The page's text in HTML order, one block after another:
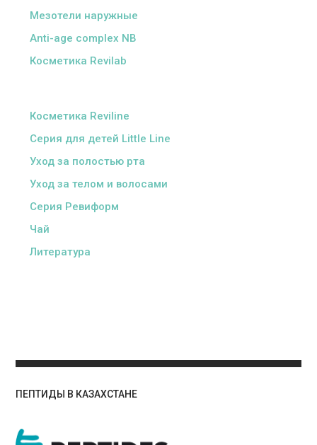
Мезотели наружные
Anti-age complex NB
Косметика Revilab
Косметика Reviline
Серия для детей Little Line
Уход за полостью рта
Уход за телом и волосами
Серия Ревиформ
Чай
Литература
ПЕПТИДЫ В КАЗАХСТАНЕ